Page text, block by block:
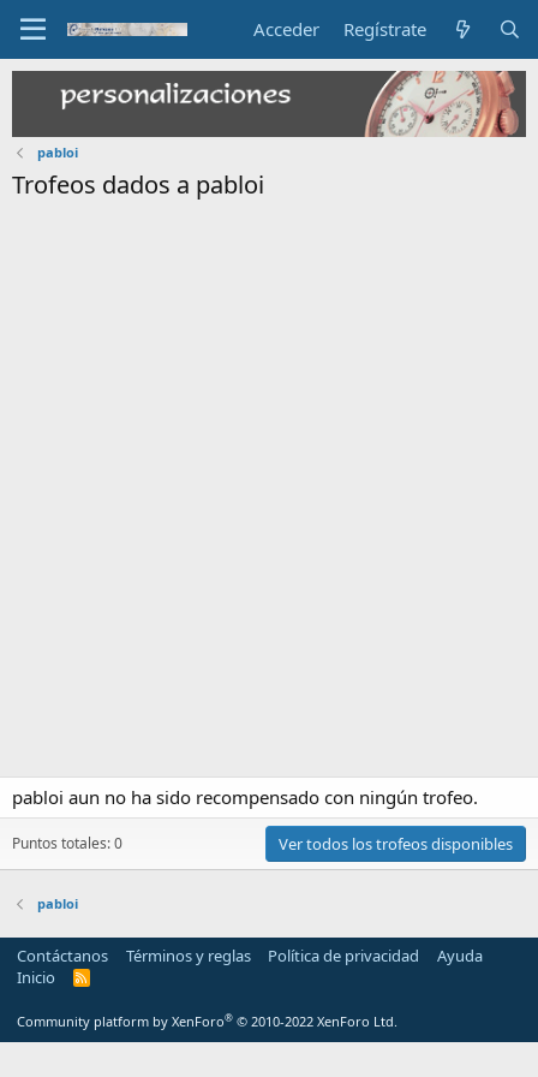
Acceder Regístrate
pabloi
Trofeos dados a pabloi
pabloi aun no ha sido recompensado con ningún trofeo.
Puntos totales: 0 Ver todos los trofeos disponibles
pabloi
Contáctanos Términos y reglas Política de privacidad
Ayuda
Inicio
R
S
Community platform by XenForo® © 2010-2022 XenForo Ltd.